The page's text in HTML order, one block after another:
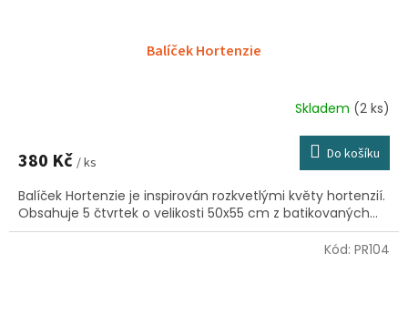
Balíček Hortenzie
Skladem (2 ks)
380 Kč / ks Do košíku
Balíček Hortenzie je inspirován rozkvetlými květy hortenzií.
Obsahuje 5 čtvrtek o velikosti 50x55 cm z batikovaných...
Kód: PR104